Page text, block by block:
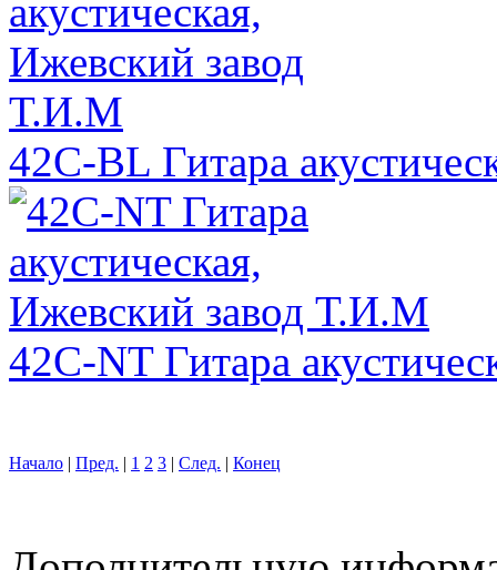
42C-BL Гитара
42C-NT Гитара
Начало | Пред. | 1 2 3 | След. | Конец